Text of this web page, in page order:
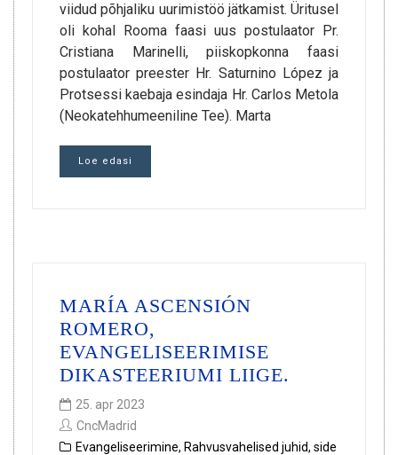
viidud põhjaliku uurimistöö jätkamist. Üritusel
oli kohal Rooma faasi uus postulaator Pr.
Cristiana Marinelli, piiskopkonna faasi
postulaator preester Hr. Saturnino López ja
Protsessi kaebaja esindaja Hr. Carlos Metola
(Neokatehhumeeniline Tee). Marta
Loe edasi
MARÍA ASCENSIÓN
ROMERO,
EVANGELISEERIMISE
DIKASTEERIUMI LIIGE.
25. apr 2023
CncMadrid
Evangeliseerimine, Rahvusvahelised juhid, side